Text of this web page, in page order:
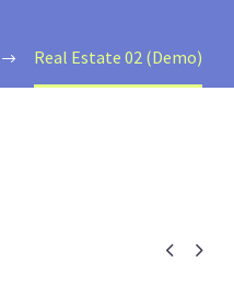
Real Estate 02 (Demo)
 